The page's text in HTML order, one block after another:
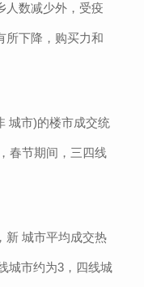
人数减少外，受疫
所下降，购买力和
城市)的楼市成交统
春节期间，三四线
新 城市平均成交热
城市约为3，四线城